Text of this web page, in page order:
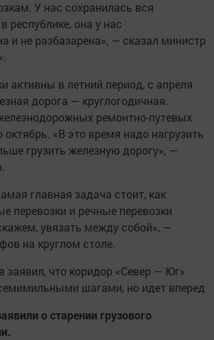
У нас сохранилась вся
республике, она у нас
и не разбазарена», — сказал министр
активны в летний период, с апреля
дорога — круглогодичная.
ремонтно-путевых
«В это время надо нагрузить
грузить железную дорогу», —
главная задача стоит, как
перевозки и речные перевозки
увязать между собой», —
на круглом столе.
заявил, что коридор «Север — Юг»
шагами, но идет вперед
о старении грузового